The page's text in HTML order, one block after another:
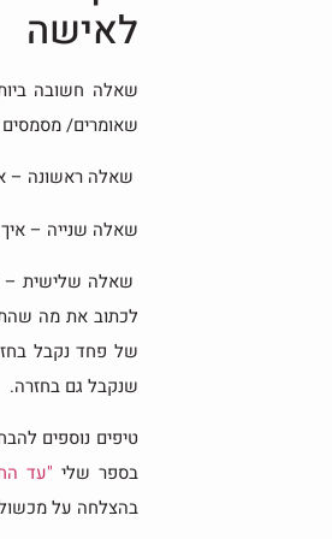
לאישה
שאלה חשובה
שאומרים/
שאלה ראשונה –
שאלה שנייה –
שאלה שלישית –
לכתוב את מה
של פחד נקבל
שנקבל גם בחזרה.
טיפים נוספים
בספר שלי "עד
בהצלחה על